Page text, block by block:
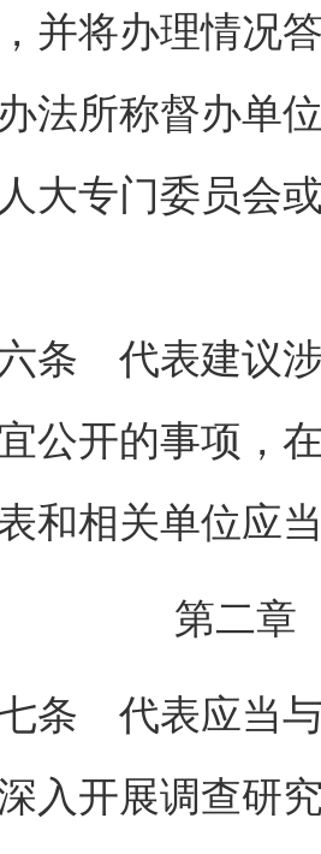
并将办理情况
所称督办单位
大专门委员会
代表建议涉
公开的事项，
和相关单位应
第二章
代表应当与
入开展调查研